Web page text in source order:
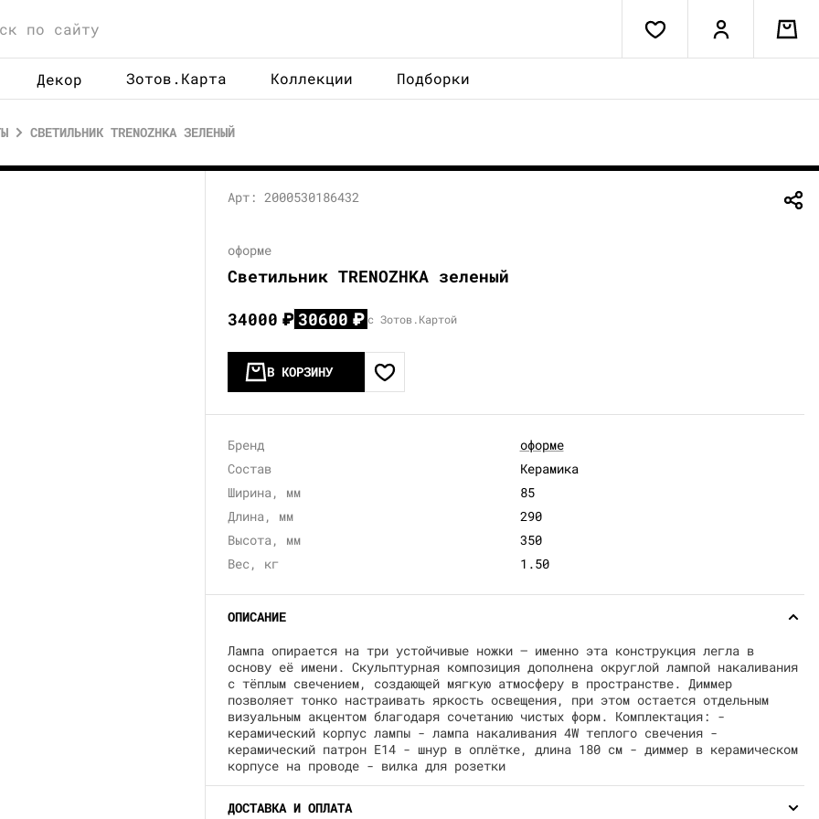
Декор Зотов.Карта Коллекции Подборки
СВЕТИЛЬНИК TRENOZHKA ЗЕЛЕНЫЙ
Арт: 2000530186432
оформе
Светильник TRENOZHKA зеленый
34000₽ 30600₽ с Зотов.Картой
В КОРЗИНУ
Бренд
оформе
Состав
Керамика
Ширина, мм
85
Длина, мм
290
Высота, мм
350
Вес, кг
1.50
ОПИСАНИЕ
Лампа опирается на три устойчивые ножки — именно эта конструкция легла в
основу её имени. Скульптурная композиция дополнена округлой лампой накаливания
с тёплым свечением, создающей мягкую атмосферу в пространстве. Диммер
позволяет тонко настраивать яркость освещения, при этом остается отдельным
визуальным акцентом благодаря сочетанию чистых форм. Комплектация: -
керамический корпус лампы - лампа накаливания 4W теплого свечения -
керамический патрон E14 - шнур в оплётке, длина 180 см - диммер в керамическом
корпусе на проводе - вилка для розетки
ДОСТАВКА И ОПЛАТА